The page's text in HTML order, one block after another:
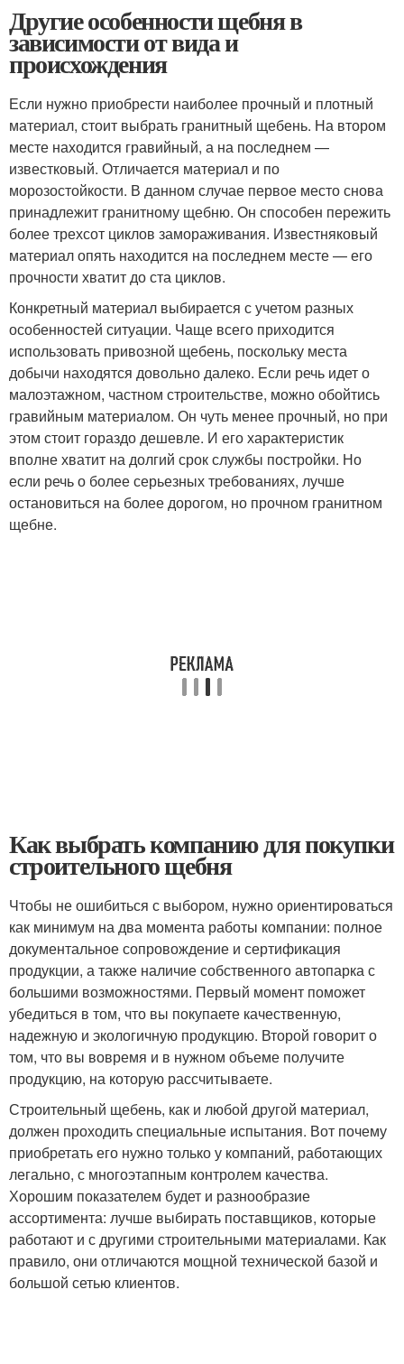
Другие особенности щебня в
зависимости от вида и
происхождения
Если нужно приобрести наиболее прочный и плотный
материал, стоит выбрать гранитный щебень. На втором
месте находится гравийный, а на последнем —
известковый. Отличается материал и по
морозостойкости. В данном случае первое место снова
принадлежит гранитному щебню. Он способен пережить
более трехсот циклов замораживания. Известняковый
материал опять находится на последнем месте — его
прочности хватит до ста циклов.
Конкретный материал выбирается с учетом разных
особенностей ситуации. Чаще всего приходится
использовать привозной щебень, поскольку места
добычи находятся довольно далеко. Если речь идет о
малоэтажном, частном строительстве, можно обойтись
гравийным материалом. Он чуть менее прочный, но при
этом стоит гораздо дешевле. И его характеристик
вполне хватит на долгий срок службы постройки. Но
если речь о более серьезных требованиях, лучше
остановиться на более дорогом, но прочном гранитном
щебне.
Как выбрать компанию для покупки
строительного щебня
Чтобы не ошибиться с выбором, нужно ориентироваться
как минимум на два момента работы компании: полное
документальное сопровождение и сертификация
продукции, а также наличие собственного автопарка с
большими возможностями. Первый момент поможет
убедиться в том, что вы покупаете качественную,
надежную и экологичную продукцию. Второй говорит о
том, что вы вовремя и в нужном объеме получите
продукцию, на которую рассчитываете.
Строительный щебень, как и любой другой материал,
должен проходить специальные испытания. Вот почему
приобретать его нужно только у компаний, работающих
легально, с многоэтапным контролем качества.
Хорошим показателем будет и разнообразие
ассортимента: лучше выбирать поставщиков, которые
работают и с другими строительными материалами. Как
правило, они отличаются мощной технической базой и
большой сетью клиентов.